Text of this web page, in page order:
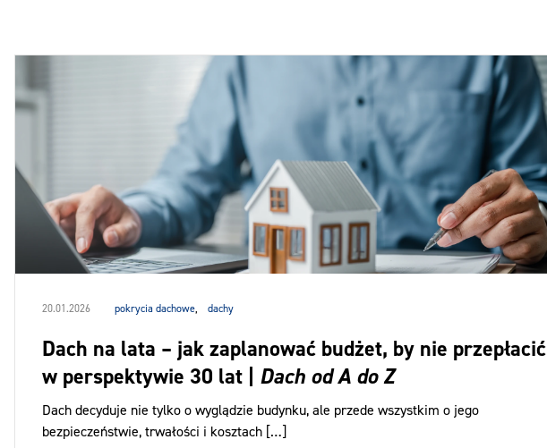
20.01.2026 pokrycia dachowe, dachy
Dach na lata – jak zaplanować budżet, by nie przepłacić
w perspektywie 30 lat | Dach od A do Z
Dach decyduje nie tylko o wyglądzie budynku, ale przede wszystkim o jego
bezpieczeństwie, trwałości i kosztach […]